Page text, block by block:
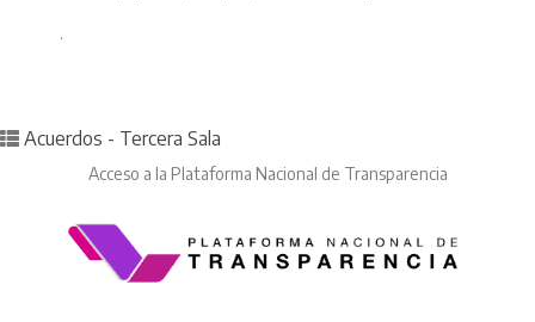
.
Posted in
Acuerdos - Tercera Sala
Acceso a la Plataforma Nacional de Transparencia